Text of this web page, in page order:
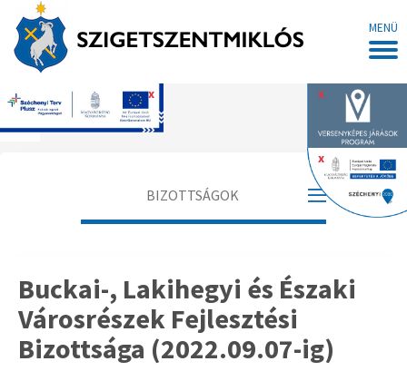
MENÜ
x
x
x
Főoldal
BIZOTTSÁGOK
Közbeszerzési Bizottság
Kulturális, Oktatási és Sport Bizottság
Buckai-, Lakihegyi és Északi
Városrészek Fejlesztési
Bizottsága (2022.09.07-ig)